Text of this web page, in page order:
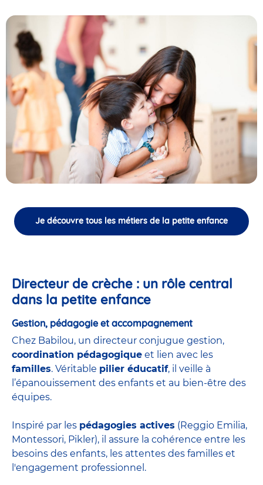
Je découvre tous les métiers de la petite enfance
Directeur de crèche : un rôle central
dans la petite enfance
Gestion, pédagogie et accompagnement
Chez Babilou, un directeur conjugue gestion,
coordination pédagogique et lien avec les
familles. Véritable pilier éducatif, il veille à
l’épanouissement des enfants et au bien-être des
équipes.
Inspiré par les pédagogies actives (Reggio Emilia,
Montessori, Pikler), il assure la cohérence entre les
besoins des enfants, les attentes des familles et
l'engagement professionnel.